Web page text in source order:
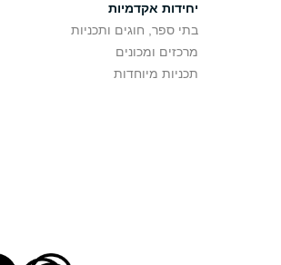
יחידות אקדמיות
בתי ספר, חוגים ותכניות
מרכזים ומכונים
תכניות מיוחדות